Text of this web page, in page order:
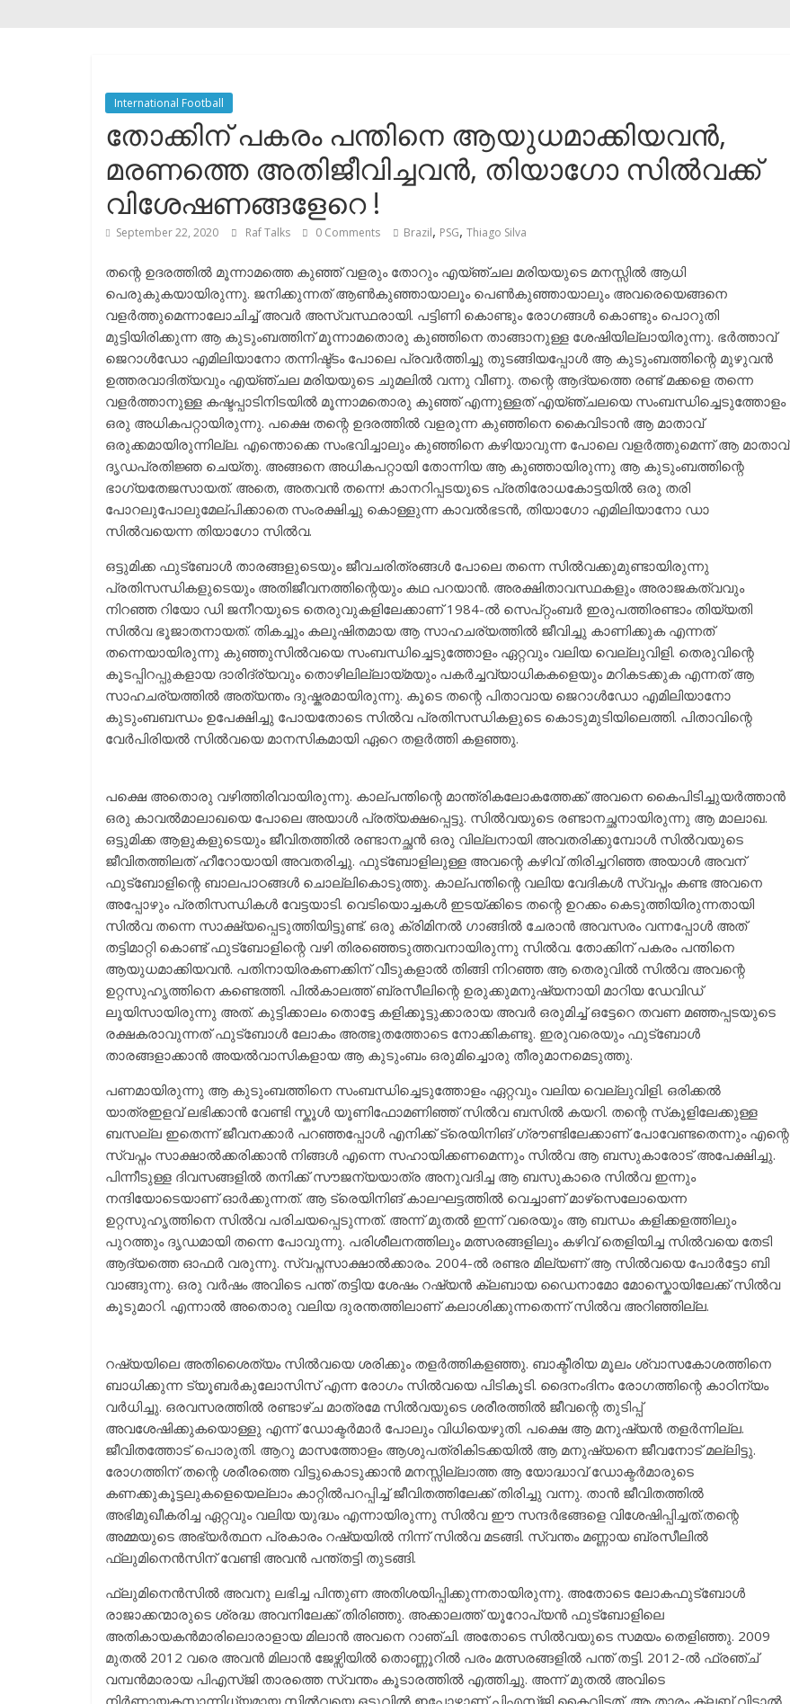
International Football
തോക്കിന് പകരം പന്തിനെ ആയുധമാക്കിയവൻ,
മരണത്തെ അതിജീവിച്ചവൻ, തിയാഗോ സിൽവക്ക്
വിശേഷണങ്ങളേറെ !
September 22, 2020 Raf Talks 0 Comments Brazil, PSG, Thiago Silva
തന്റെ ഉദരത്തിൽ മൂന്നാമത്തെ കുഞ്ഞ് വളരും തോറും എയ്ഞ്ചല മരിയയുടെ മനസ്സിൽ ആധി
പെരുകുകയായിരുന്നു. ജനിക്കുന്നത് ആൺകുഞ്ഞായാലൂം പെൺകുഞ്ഞായാലും അവരെയെങ്ങനെ
വളർത്തുമെന്നാലോചിച്ച് അവർ അസ്വസ്ഥരായി. പട്ടിണി കൊണ്ടും രോഗങ്ങൾ കൊണ്ടും പൊറുതി
മുട്ടിയിരിക്കുന്ന ആ കുടുംബത്തിന് മൂന്നാമതൊരു കുഞ്ഞിനെ താങ്ങാനുള്ള ശേഷിയില്ലായിരുന്നു. ഭർത്താവ്
ജെറാൾഡോ എമിലിയാനോ തന്നിഷ്ട്ടം പോലെ പ്രവർത്തിച്ചു തുടങ്ങിയപ്പോൾ ആ കുടുംബത്തിന്റെ മുഴുവൻ
ഉത്തരവാദിത്യവും എയ്ഞ്ചല മരിയയുടെ ചുമലിൽ വന്നു വീണു. തന്റെ ആദ്യത്തെ രണ്ട് മക്കളെ തന്നെ
വളർത്താനുള്ള കഷ്ടപ്പാടിനിടയിൽ മൂന്നാമതൊരു കുഞ്ഞ് എന്നുള്ളത് എയ്ഞ്ചലയെ സംബന്ധിച്ചെടുത്തോളം
ഒരു അധികപറ്റായിരുന്നു. പക്ഷെ തന്റെ ഉദരത്തിൽ വളരുന്ന കുഞ്ഞിനെ കൈവിടാൻ ആ മാതാവ്
ഒരുക്കമായിരുന്നില്ല. എന്തൊക്കെ സംഭവിച്ചാലും കുഞ്ഞിനെ കഴിയാവുന്ന പോലെ വളർത്തുമെന്ന് ആ മാതാവ്
ദൃഡപ്രതിജ്ഞ ചെയ്തു. അങ്ങനെ അധികപറ്റായി തോന്നിയ ആ കുഞ്ഞായിരുന്നു ആ കുടുംബത്തിന്റെ
ഭാഗ്യതേജസായത്. അതെ, അതവൻ തന്നെ! കാനറിപ്പടയുടെ പ്രതിരോധകോട്ടയിൽ ഒരു തരി
പോറലുപോലുമേല്പിക്കാതെ സംരക്ഷിച്ചു കൊള്ളുന്ന കാവൽഭടൻ, തിയാഗോ എമിലിയാനോ ഡാ
സിൽവയെന്ന തിയാഗോ സിൽവ.
ഒട്ടുമിക്ക ഫുട്ബോൾ താരങ്ങളുടെയും ജീവചരിത്രങ്ങൾ പോലെ തന്നെ സിൽവക്കുമുണ്ടായിരുന്നു
പ്രതിസന്ധികളുടെയും അതിജീവനത്തിന്റെയും കഥ പറയാൻ. അരക്ഷിതാവസ്ഥകളും അരാജകത്വവും
നിറഞ്ഞ റിയോ ഡി ജനീറയുടെ തെരുവുകളിലേക്കാണ് 1984-ൽ സെപ്റ്റംബർ ഇരുപത്തിരണ്ടാം തിയ്യതി
സിൽവ ഭൂജാതനായത്. തികച്ചും കലുഷിതമായ ആ സാഹചര്യത്തിൽ ജീവിച്ചു കാണിക്കുക എന്നത്
തന്നെയായിരുന്നു കുഞ്ഞുസിൽവയെ സംബന്ധിച്ചെടുത്തോളം ഏറ്റവും വലിയ വെല്ലുവിളി. തെരുവിന്റെ
കൂടപ്പിറപ്പുകളായ ദാരിദ്ര്യവും തൊഴിലില്ലായ്മയും പകർച്ചവ്യാധികകളെയും മറികടക്കുക എന്നത് ആ
സാഹചര്യത്തിൽ അത്യന്തം ദുഷ്കരമായിരുന്നു. കൂടെ തന്റെ പിതാവായ ജെറാൾഡോ എമിലിയാനോ
കുടുംബബന്ധം ഉപേക്ഷിച്ചു പോയതോടെ സിൽവ പ്രതിസന്ധികളുടെ കൊടുമുടിയിലെത്തി. പിതാവിന്റെ
വേർപിരിയൽ സിൽവയെ മാനസികമായി ഏറെ തളർത്തി കളഞ്ഞു.
പക്ഷെ അതൊരു വഴിത്തിരിവായിരുന്നു. കാല്പന്തിന്റെ മാന്ത്രികലോകത്തേക്ക് അവനെ കൈപിടിച്ചുയർത്താൻ
ഒരു കാവൽമാലാഖയെ പോലെ അയാൾ പ്രത്യക്ഷപ്പെട്ടു. സിൽവയുടെ രണ്ടാനച്ഛനായിരുന്നു ആ മാലാഖ.
ഒട്ടുമിക്ക ആളുകളുടെയും ജീവിതത്തിൽ രണ്ടാനച്ഛൻ ഒരു വില്ലനായി അവതരിക്കുമ്പോൾ സിൽവയുടെ
ജീവിതത്തിലത് ഹീറോയായി അവതരിച്ചു. ഫുട്ബോളിലുള്ള അവന്റെ കഴിവ് തിരിച്ചറിഞ്ഞ അയാൾ അവന്
ഫുട്‍ബോളിന്റെ ബാലപാഠങ്ങൾ ചൊല്ലികൊടുത്തു. കാല്പന്തിന്റെ വലിയ വേദികൾ സ്വപ്നം കണ്ട അവനെ
അപ്പോഴും പ്രതിസന്ധികൾ വേട്ടയാടി. വെടിയൊച്ചകൾ ഇടയ്ക്കിടെ തന്റെ ഉറക്കം കെടുത്തിയിരുന്നതായി
സിൽവ തന്നെ സാക്ഷ്യപ്പെടുത്തിയിട്ടുണ്ട്. ഒരു ക്രിമിനൽ ഗാങ്ങിൽ ചേരാൻ അവസരം വന്നപ്പോൾ അത്
തട്ടിമാറ്റി കൊണ്ട് ഫുട്‍ബോളിന്റെ വഴി തിരഞ്ഞെടുത്തവനായിരുന്നു സിൽവ. തോക്കിന് പകരം പന്തിനെ
ആയുധമാക്കിയവൻ. പതിനായിരകണക്കിന് വീടുകളാൽ തിങ്ങി നിറഞ്ഞ ആ തെരുവിൽ സിൽവ അവന്റെ
ഉറ്റസുഹൃത്തിനെ കണ്ടെത്തി. പിൽകാലത്ത് ബ്രസീലിന്റെ ഉരുക്കുമനുഷ്യനായി മാറിയ ഡേവിഡ്
ലൂയിസായിരുന്നു അത്. കുട്ടിക്കാലം തൊട്ടേ കളിക്കൂട്ടുക്കാരായ അവർ ഒരുമിച്ച് ഒട്ടേറെ തവണ മഞ്ഞപ്പടയുടെ
രക്ഷകരാവുന്നത് ഫുട്ബോൾ ലോകം അത്ഭുതത്തോടെ നോക്കികണ്ടു. ഇരുവരെയും ഫുട്ബോൾ
താരങ്ങളാക്കാൻ അയൽവാസികളായ ആ കുടുംബം ഒരുമിച്ചൊരു തീരുമാനമെടുത്തു.
പണമായിരുന്നു ആ കുടുംബത്തിനെ സംബന്ധിച്ചെടുത്തോളം ഏറ്റവും വലിയ വെല്ലുവിളി. ഒരിക്കൽ
യാത്രഇളവ് ലഭിക്കാൻ വേണ്ടി സ്കൂൾ യൂണിഫോമണിഞ്ഞ് സിൽവ ബസിൽ കയറി. തന്റെ സ്‌കൂളിലേക്കുള്ള
ബസല്ല ഇതെന്ന് ജീവനക്കാർ പറഞ്ഞപ്പോൾ എനിക്ക് ട്രെയിനിങ് ഗ്രൗണ്ടിലേക്കാണ് പോവേണ്ടതെന്നും എന്റെ
സ്വപ്നം സാക്ഷാൽക്കരിക്കാൻ നിങ്ങൾ എന്നെ സഹായിക്കണമെന്നും സിൽവ ആ ബസുകാരോട് അപേക്ഷിച്ചു.
പിന്നീടുള്ള ദിവസങ്ങളിൽ തനിക്ക് സൗജന്യയാത്ര അനുവദിച്ച ആ ബസുകാരെ സിൽവ ഇന്നും
നന്ദിയോടെയാണ് ഓർക്കുന്നത്. ആ ട്രെയിനിങ് കാലഘട്ടത്തിൽ വെച്ചാണ് മാഴ്‌സെലോയെന്ന
ഉറ്റസുഹൃത്തിനെ സിൽവ പരിചയപ്പെടുന്നത്. അന്ന് മുതൽ ഇന്ന് വരെയും ആ ബന്ധം കളിക്കളത്തിലും
പുറത്തും ദൃഡമായി തന്നെ പോവുന്നു. പരിശീലനത്തിലും മത്സരങ്ങളിലും കഴിവ് തെളിയിച്ച സിൽവയെ തേടി
ആദ്യത്തെ ഓഫർ വരുന്നു. സ്വപ്നസാക്ഷാൽക്കാരം. 2004-ൽ രണ്ടര മില്യണ് ആ സിൽവയെ പോർട്ടോ ബി
വാങ്ങുന്നു. ഒരു വർഷം അവിടെ പന്ത് തട്ടിയ ശേഷം റഷ്യൻ ക്ലബായ ഡൈനാമോ മോസ്കൊയിലേക്ക് സിൽവ
കൂടുമാറി. എന്നാൽ അതൊരു വലിയ ദുരന്തത്തിലാണ് കലാശിക്കുന്നതെന്ന് സിൽവ അറിഞ്ഞില്ല.
റഷ്യയിലെ അതിശൈത്യം സിൽവയെ ശരിക്കും തളർത്തികളഞ്ഞു. ബാക്ടീരിയ മൂലം ശ്വാസകോശത്തിനെ
ബാധിക്കുന്ന ട്യൂബർകുലോസിസ് എന്ന രോഗം സിൽവയെ പിടികൂടി. ദൈനംദിനം രോഗത്തിന്റെ കാഠിന്യം
വർധിച്ചു. ഒരവസരത്തിൽ രണ്ടാഴ്ച മാത്രമേ സിൽവയുടെ ശരീരത്തിൽ ജീവന്റെ തുടിപ്പ്
അവശേഷിക്കുകയൊള്ളു എന്ന് ഡോക്ടർമാർ പോലും വിധിയെഴുതി. പക്ഷെ ആ മനുഷ്യൻ തളർന്നില്ല.
ജീവിതത്തോട് പൊരുതി. ആറു മാസത്തോളം ആശുപത്രികിടക്കയിൽ ആ മനുഷ്യനെ ജീവനോട് മല്ലിട്ടു.
രോഗത്തിന് തന്റെ ശരീരത്തെ വിട്ടുകൊടുക്കാൻ മനസ്സില്ലാത്ത ആ യോദ്ധാവ് ഡോക്ടർമാരുടെ
കണക്കുകൂട്ടലുകളെയെല്ലാം കാറ്റിൽപറപ്പിച്ച് ജീവിതത്തിലേക്ക് തിരിച്ചു വന്നു. താൻ ജീവിതത്തിൽ
അഭിമുഖീകരിച്ച ഏറ്റവും വലിയ യുദ്ധം എന്നായിരുന്നു സിൽവ ഈ സന്ദർഭങ്ങളെ വിശേഷിപ്പിച്ചത്.തന്റെ
അമ്മയുടെ അഭ്യർത്ഥന പ്രകാരം റഷ്യയിൽ നിന്ന് സിൽവ മടങ്ങി. സ്വന്തം മണ്ണായ ബ്രസീലിൽ
ഫ്ലുമിനെൻസിന് വേണ്ടി അവൻ പന്ത്തട്ടി തുടങ്ങി.
ഫ്ലുമിനെൻസിൽ അവനു ലഭിച്ച പിന്തുണ അതിശയിപ്പിക്കുന്നതായിരുന്നു. അതോടെ ലോകഫുട്ബോൾ
രാജാക്കന്മാരുടെ ശ്രദ്ധ അവനിലേക്ക് തിരിഞ്ഞു. അക്കാലത്ത് യൂറോപ്യൻ ഫുട്ബോളിലെ
അതികായകൻമാരിലൊരാളായ മിലാൻ അവനെ റാഞ്ചി. അതോടെ സിൽവയുടെ സമയം തെളിഞ്ഞു. 2009
മുതൽ 2012 വരെ അവൻ മിലാൻ ജേഴ്സിയിൽ തൊണ്ണൂറിൽ പരം മത്സരങ്ങളിൽ പന്ത് തട്ടി. 2012-ൽ ഫ്രഞ്ച്
വമ്പൻമാരായ പിഎസ്ജി താരത്തെ സ്വന്തം കൂടാരത്തിൽ എത്തിച്ചു. അന്ന് മുതൽ അവിടെ
നിർണായകസാന്നിധ്യമായ സിൽവയെ ഒടുവിൽ ഇപ്പോഴാണ് പിഎസ്ജി കൈവിട്ടത്. ആ താരം ക്ലബ്‌ വിട്ടാൽ